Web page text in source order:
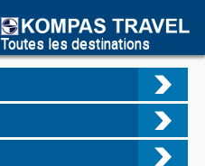
Toutes les destinations